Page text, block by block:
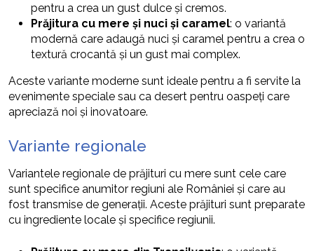
pentru a crea un gust dulce și cremos.
Prăjitura cu mere și nuci și caramel: o variantă
modernă care adaugă nuci și caramel pentru a crea o
textură crocantă și un gust mai complex.
Aceste variante moderne sunt ideale pentru a fi servite la
evenimente speciale sau ca desert pentru oaspeți care
apreciază noi și inovatoare.
Variante regionale
Variantele regionale de prăjituri cu mere sunt cele care
sunt specifice anumitor regiuni ale României și care au
fost transmise de generații. Aceste prăjituri sunt preparate
cu ingrediente locale și specifice regiunii.